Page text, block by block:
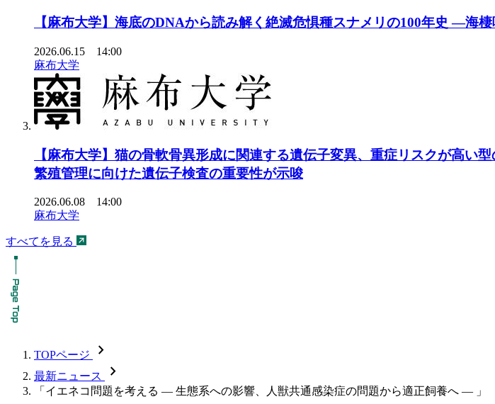
【麻布大学】海底のDNAから読み解く絶滅危惧種スナメリの100年史 ―海
2026.06.15 14:00
麻布大学
【麻布大学】猫の骨軟骨異形成に関連する遺伝子変異、重症リスクが高い
繁殖管理に向けた遺伝子検査の重要性が示唆
2026.06.08 14:00
麻布大学
すべてを見る
TOPページ chevron_forward
最新ニュース chevron_forward
「イエネコ問題を考える — 生態系への影響、人獣共通感染症の問題から適正飼養へ — 」